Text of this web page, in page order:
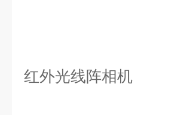
红外光线阵相机